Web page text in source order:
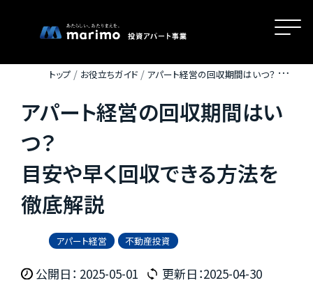
ホーム
MOVEが選ばれる理由
物件一覧
トップ お役立ちガイド
アパート経営の回収期間はいつ？ 目安
アパート経営の回収期間はい
つ？
目安や早く回収できる方法を
徹底解説
アパート経営 不動産投資
公開日： 2025-05-01 更新日：2025-04-30